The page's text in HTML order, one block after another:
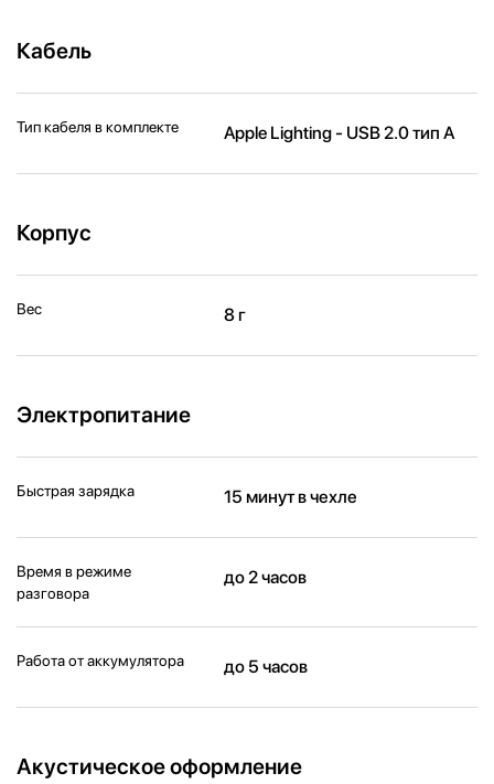
Кабель
Тип кабеля в комплекте Apple Lighting - USB 2.0 тип А
Корпус
Вес 8 г
Электропитание
Быстрая зарядка 15 минут в чехле
Время в режиме
разговора
до 2 часов
Работа от аккумулятора до 5 часов
Акустическое оформление